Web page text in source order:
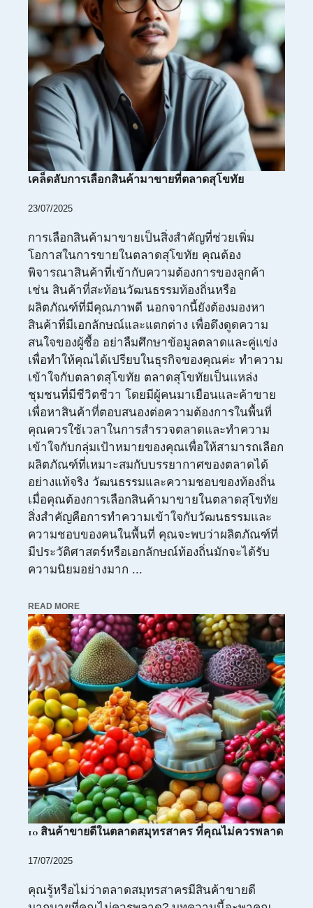
เคล็ดลับการเลือกสินค้ามาขายที่ตลาดสุโขทัย
23/07/2025
การเลือกสินค้ามาขายเป็นสิ่งสำคัญที่ช่วยเพิ่ม
โอกาสในการขายในตลาดสุโขทัย คุณต้อง
พิจารณาสินค้าที่เข้ากับความต้องการของลูกค้า
เช่น สินค้าที่สะท้อนวัฒนธรรมท้องถิ่นหรือ
ผลิตภัณฑ์ที่มีคุณภาพดี นอกจากนี้ยังต้องมองหา
สินค้าที่มีเอกลักษณ์และแตกต่าง เพื่อดึงดูดความ
สนใจของผู้ซื้อ อย่าลืมศึกษาข้อมูลตลาดและคู่แข่ง
เพื่อทำให้คุณได้เปรียบในธุรกิจของคุณค่ะ ทำความ
เข้าใจกับตลาดสุโขทัย ตลาดสุโขทัยเป็นแหล่ง
ชุมชนที่มีชีวิตชีวา โดยมีผู้คนมาเยือนและค้าขาย
เพื่อหาสินค้าที่ตอบสนองต่อความต้องการในพื้นที่
คุณควรใช้เวลาในการสำรวจตลาดและทำความ
เข้าใจกับกลุ่มเป้าหมายของคุณเพื่อให้สามารถเลือก
ผลิตภัณฑ์ที่เหมาะสมกับบรรยากาศของตลาดได้
อย่างแท้จริง วัฒนธรรมและความชอบของท้องถิ่น
เมื่อคุณต้องการเลือกสินค้ามาขายในตลาดสุโขทัย
สิ่งสำคัญคือการทำความเข้าใจกับวัฒนธรรมและ
ความชอบของคนในพื้นที่ คุณจะพบว่าผลิตภัณฑ์ที่
มีประวัติศาสตร์หรือเอกลักษณ์ท้องถิ่นมักจะได้รับ
ความนิยมอย่างมาก ...
READ MORE
10 สินค้าขายดีในตลาดสมุทรสาคร ที่คุณไม่ควรพลาด
17/07/2025
คุณรู้หรือไม่ว่าตลาดสมุทรสาครมีสินค้าขายดี